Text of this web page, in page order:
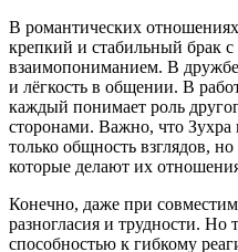
В романтических
крепкий и стабильный брак
взаимопониманием. В
и лёгкость в общении. В
каждый понимает роль
сторонами. Важно, что
только общность взглядов,
которые делают их
Конечно, даже при
разногласия и трудности. Но
способностью к гибкому